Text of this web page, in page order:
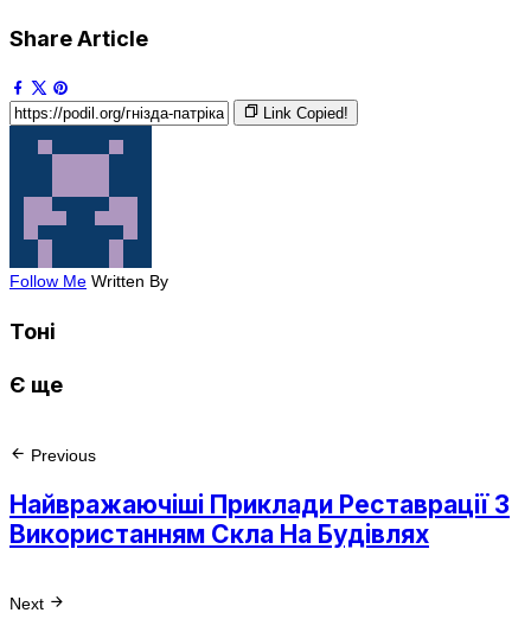
Share Article
Link Copied!
Follow Me Written By
Тоні
Є ще
Previous
Найвражаючіші Приклади Реставрації З
Використанням Скла На Будівлях
Next